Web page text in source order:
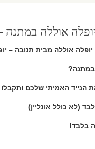
במתנה?
שלכם ותקבלו אליו את 2 גביעים יופלה אוללה
(לא כולל אונליין)
בלבד!